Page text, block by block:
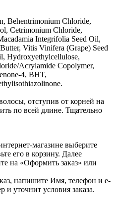
Behentrimonium Chloride,
Cetrimonium Chloride,
Integrifolia Seed Oil,
Vitis Vinifera (Grape) Seed
Hydroxyethylcellulose,
Acrylamide Copolymer,
4, BHT,
отступив от корней на
по всей длине. Тщательно
магазине выберите
его в корзину. Далее
на «Оформить заказ» или
напишите Имя, телефон и e-
и уточнит условия заказа.